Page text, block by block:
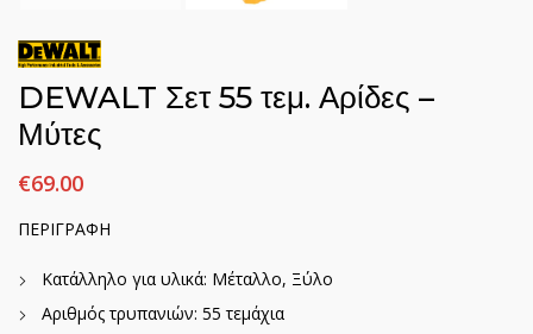
DEWALT Σετ 55 τεμ. Αρίδες –
Μύτες
€69.00
ΠΕΡΙΓΡΑΦΗ
Κατάλληλο για υλικά: Μέταλλο, Ξύλο
Αριθμός τρυπανιών: 55 τεμάχια